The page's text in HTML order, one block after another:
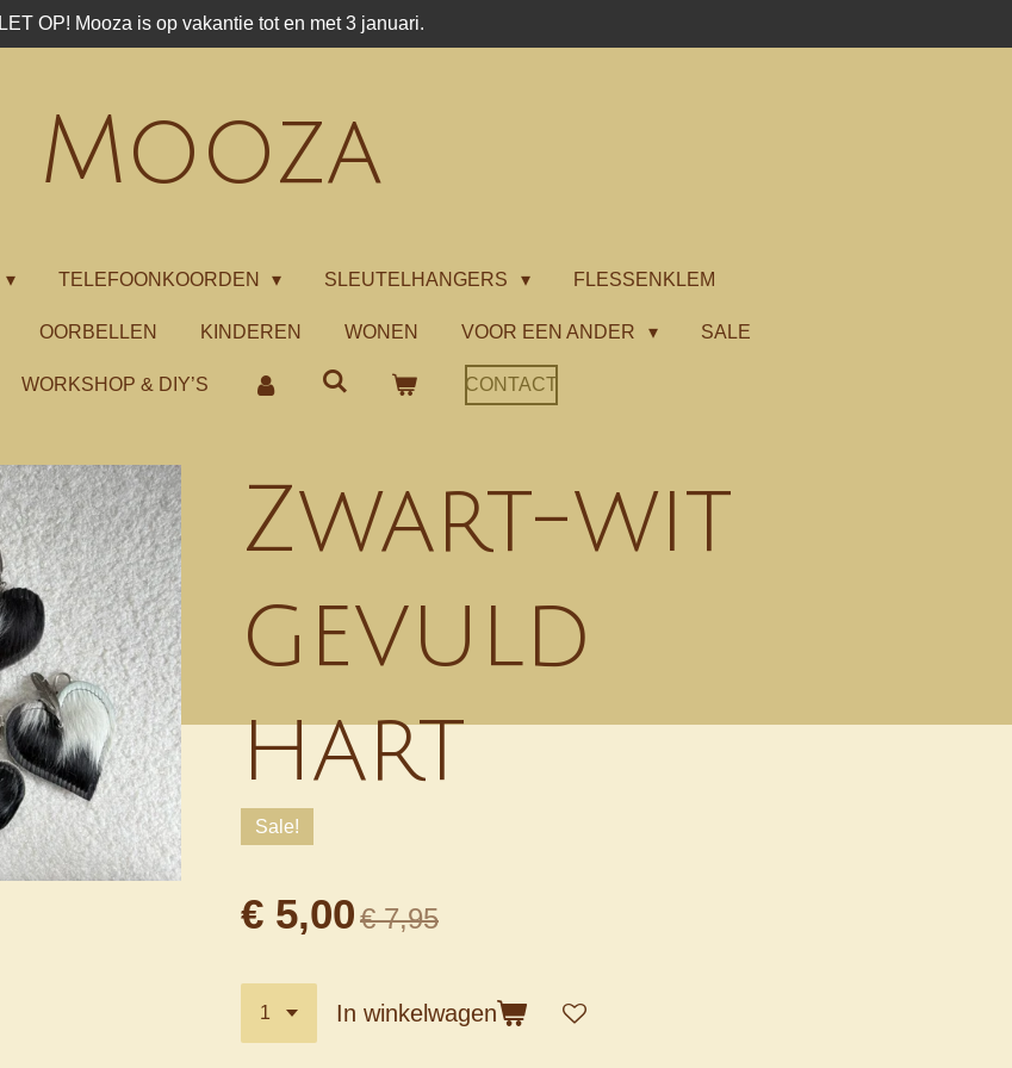
LET OP! Mooza is op vakantie tot en met 3 januari.
Mooza
TELEFOONKOORDEN SLEUTELHANGERS FLESSENKLEM
OORBELLEN KINDEREN WONEN VOOR EEN ANDER SALE
WORKSHOP & DIY’S CONTACT
Zwart-wit
gevuld
hart
Sale!
€ 5,00€ 7,95
In winkelwagen